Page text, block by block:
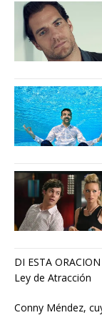
DI ESTA
Ley de Atracción
Conny Méndez,